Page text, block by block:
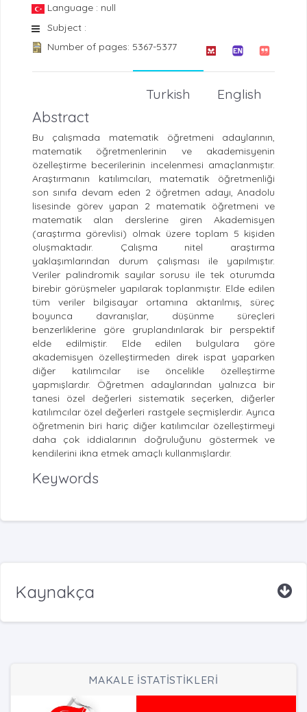
Language : null
Subject :
Number of pages: 5367-5377
English
Turkish
Abstract
Bu çalışmada matematik öğretmeni adaylarının,
matematik öğretmenlerinin ve akademisyenin
özelleştirme becerilerinin incelenmesi amaçlanmıştır.
Araştırmanın katılımcıları, matematik öğretmenliği
son sınıfa devam eden 2 öğretmen adayı, Anadolu
lisesinde görev yapan 2 matematik öğretmeni ve
matematik alan derslerine giren Akademisyen
(araştırma görevlisi) olmak üzere toplam 5 kişiden
oluşmaktadır. Çalışma nitel araştırma
yaklaşımlarından durum çalışması ile yapılmıştır.
Veriler palindromik sayılar sorusu ile tek oturumda
birebir görüşmeler yapılarak toplanmıştır. Elde edilen
tüm veriler bilgisayar ortamına aktarılmış, süreç
boyunca davranışlar, düşünme süreçleri
benzerliklerine göre gruplandırılarak bir perspektif
elde edilmiştir. Elde edilen bulgulara göre
akademisyen özelleştirmeden direk ispat yaparken
diğer katılımcılar ise öncelikle özelleştirme
yapmışlardır. Öğretmen adaylarından yalnızca bir
tanesi özel değerleri sistematik seçerken, diğerler
katılımcılar özel değerleri rastgele seçmişlerdir. Ayrıca
öğretmenin biri hariç diğer katılımcılar özelleştirmeyi
daha çok iddialarının doğruluğunu göstermek ve
kendilerini ikna etmek amaçlı kullanmışlardır.
Keywords
Kaynakça
MAKALE İSTATİSTİKLERİ